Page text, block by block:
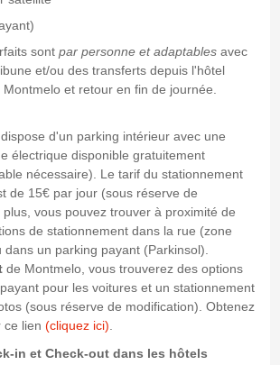
sont par personne et adaptablesavec
et/ou des transferts depuis l'hôtel
et retour en fin de journée.
d'un parking intérieur avec une
électrique disponible gratuitement
nécessaire). Le tarif du stationnement
de 15€ par jour (sous réserve de
vous pouvez trouver à proximité de
de stationnement dans la rue (zone
un parking payant (Parkinsol).
de Montmelo, vous trouverez des options
pour les voitures et un stationnement
(sous réserve de modification). Obtenez
ce lien (cliquez ici)
in et Check-out dans les hôtels